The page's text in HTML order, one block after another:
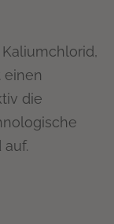
einen
die